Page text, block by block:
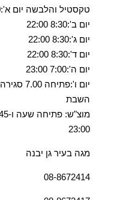
טקסטיל והלבשה יום א':8:30 22:00
יום ב':8:30 22:00
יום ג':8:30 22:00
יום ד':8:30 22:00
יום ה':7:00 23:00
השבת
23:00
מגה בעיר גן יבנה
08-8672414